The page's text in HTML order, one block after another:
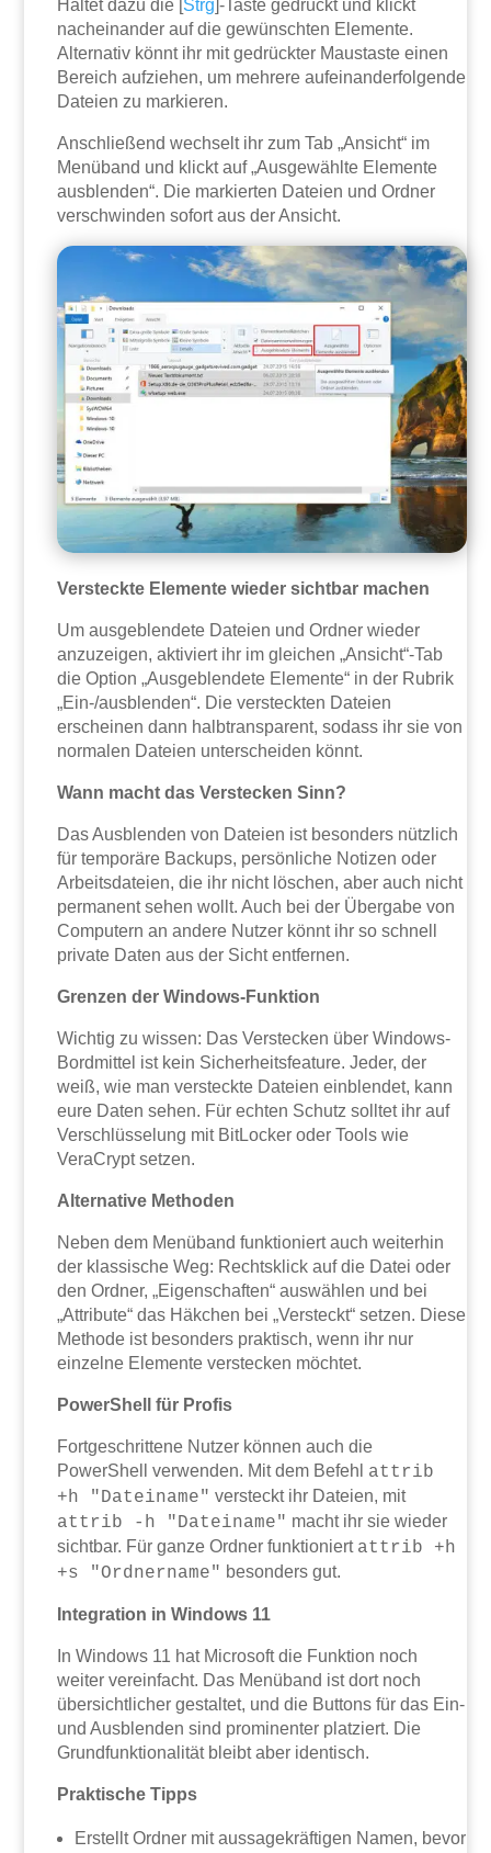
Haltet dazu die [Strg]-Taste gedrückt und klickt
nacheinander auf die gewünschten Elemente.
Alternativ könnt ihr mit gedrückter Maustaste einen
Bereich aufziehen, um mehrere aufeinanderfolgende
Dateien zu markieren.
Anschließend wechselt ihr zum Tab „Ansicht“ im
Menüband und klickt auf „Ausgewählte Elemente
ausblenden“. Die markierten Dateien und Ordner
verschwinden sofort aus der Ansicht.
Versteckte Elemente wieder sichtbar machen
Um ausgeblendete Dateien und Ordner wieder
anzuzeigen, aktiviert ihr im gleichen „Ansicht“-Tab
die Option „Ausgeblendete Elemente“ in der Rubrik
„Ein-/ausblenden“. Die versteckten Dateien
erscheinen dann halbtransparent, sodass ihr sie von
normalen Dateien unterscheiden könnt.
Wann macht das Verstecken Sinn?
Das Ausblenden von Dateien ist besonders nützlich
für temporäre Backups, persönliche Notizen oder
Arbeitsdateien, die ihr nicht löschen, aber auch nicht
permanent sehen wollt. Auch bei der Übergabe von
Computern an andere Nutzer könnt ihr so schnell
private Daten aus der Sicht entfernen.
Grenzen der Windows-Funktion
Wichtig zu wissen: Das Verstecken über Windows-
Bordmittel ist kein Sicherheitsfeature. Jeder, der
weiß, wie man versteckte Dateien einblendet, kann
eure Daten sehen. Für echten Schutz solltet ihr auf
Verschlüsselung mit BitLocker oder Tools wie
VeraCrypt setzen.
Alternative Methoden
Neben dem Menüband funktioniert auch weiterhin
der klassische Weg: Rechtsklick auf die Datei oder
den Ordner, „Eigenschaften“ auswählen und bei
„Attribute“ das Häkchen bei „Versteckt“ setzen. Diese
Methode ist besonders praktisch, wenn ihr nur
einzelne Elemente verstecken möchtet.
PowerShell für Profis
Fortgeschrittene Nutzer können auch die
PowerShell verwenden. Mit dem Befehl attrib
+h "Dateiname" versteckt ihr Dateien, mit
attrib -h "Dateiname" macht ihr sie wieder
sichtbar. Für ganze Ordner funktioniert attrib +h
+s "Ordnername" besonders gut.
Integration in Windows 11
In Windows 11 hat Microsoft die Funktion noch
weiter vereinfacht. Das Menüband ist dort noch
übersichtlicher gestaltet, und die Buttons für das Ein-
und Ausblenden sind prominenter platziert. Die
Grundfunktionalität bleibt aber identisch.
Praktische Tipps
Erstellt Ordner mit aussagekräftigen Namen, bevor